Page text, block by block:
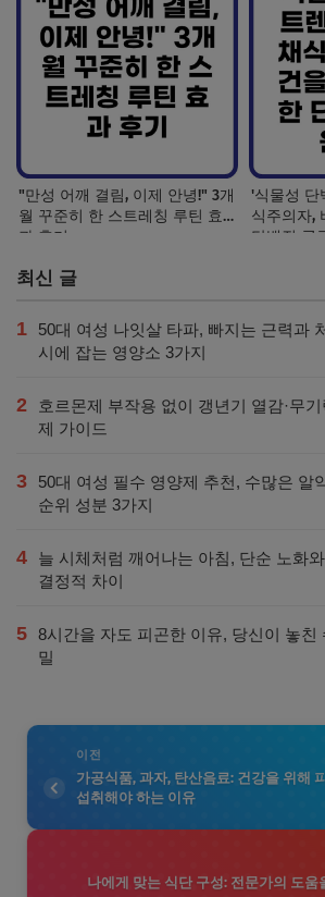
"만성 어깨 결림, 이제 안녕!" 3개
월 꾸준히 한 스트레칭 루틴 효
과 후기
'식물성 단
식주의자,
단백질 공
최신 글
1
50대 여성 나잇살 타파, 빠지는 근력과
시에 잡는 영양소 3가지
2
호르몬제 부작용 없이 갱년기 열감·무
제 가이드
3
50대 여성 필수 영양제 추천, 수많은 알
순위 성분 3가지
4
늘 시체처럼 깨어나는 아침, 단순 노화
결정적 차이
5 8시간을 자도 피곤한 이유, 당신이 놓친
밀
이전
가공식품, 과자, 탄산음료: 건강을 위해
섭취해야 하는 이유
나에게 맞는 식단 구성: 전문가의 도움